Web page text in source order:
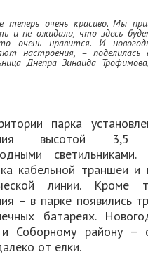
теперь очень красиво. Мы
и не ожидали, что здесь
очень нравится. И
настроения, – поделилась
Днепра Зинаида
парка
высотой
светильниками.
кабельной траншеи
линии. Кроме
– в парке появились
батареях.
Соборному району –
от елки.